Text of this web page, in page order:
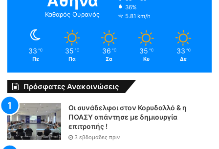
Καθαρός Ουρανός
36%
5.81 km/h
33 ℃
Πε
35 ℃
Πα
36 ℃
Σα
35 ℃
Κυ
33 ℃
Δε
Πρόσφατες Ανακοινώσεις
Οι συνάδελφοι στον Κορυδαλλό & η
ΠΟΑΣΥ απάντησε με δημιουργία
επιτροπής !
3 εβδομάδες πριν